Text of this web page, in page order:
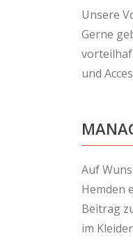
Unsere
Gerne
und
Auf
Hemden
Beitrag
im